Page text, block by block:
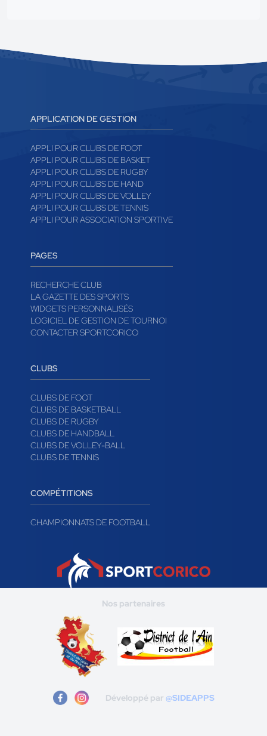
APPLICATION DE GESTION
APPLI POUR CLUBS DE FOOT
APPLI POUR CLUBS DE BASKET
APPLI POUR CLUBS DE RUGBY
APPLI POUR CLUBS DE HAND
APPLI POUR CLUBS DE VOLLEY
APPLI POUR CLUBS DE TENNIS
APPLI POUR ASSOCIATION SPORTIVE
PAGES
RECHERCHE CLUB
LA GAZETTE DES SPORTS
WIDGETS PERSONNALISÉS
LOGICIEL DE GESTION DE TOURNOI
CONTACTER SPORTCORICO
CLUBS
CLUBS DE FOOT
CLUBS DE BASKETBALL
CLUBS DE RUGBY
CLUBS DE HANDBALL
CLUBS DE VOLLEY-BALL
CLUBS DE TENNIS
COMPÉTITIONS
CHAMPIONNATS DE FOOTBALL
Nos partenaires
Développé par @SIDEAPPS